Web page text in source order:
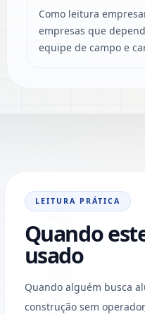
Como leitura
empresas que
equipe de campo e
LEITURA PRÁTICA
Quando
usado
Quando alguém busca
construção sem